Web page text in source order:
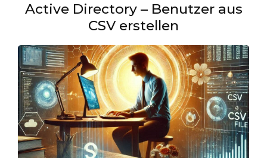
Active Directory – Benutzer aus
CSV erstellen